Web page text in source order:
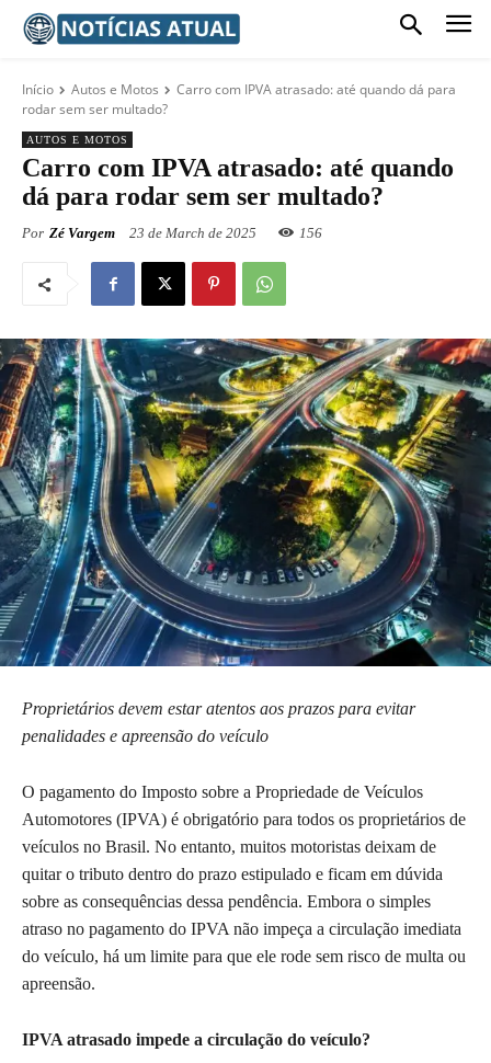
Início Autos e Motos
Carro com IPVA atrasado: até quando dá para
rodar sem ser multado?
AUTOS E MOTOS
Carro com IPVA atrasado: até quando
dá para rodar sem ser multado?
Por Zé Vargem 23 de March de 2025 156
Proprietários devem estar atentos aos prazos para evitar
penalidades e apreensão do veículo
O pagamento do Imposto sobre a Propriedade de Veículos
Automotores (IPVA) é obrigatório para todos os proprietários de
veículos no Brasil. No entanto, muitos motoristas deixam de
quitar o tributo dentro do prazo estipulado e ficam em dúvida
sobre as consequências dessa pendência. Embora o simples
atraso no pagamento do IPVA não impeça a circulação imediata
do veículo, há um limite para que ele rode sem risco de multa ou
apreensão.
IPVA atrasado impede a circulação do veículo?